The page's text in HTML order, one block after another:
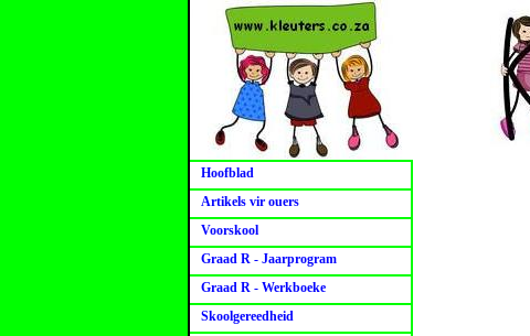
Hoofblad
Artikels vir ouers
Voorskool
Graad R - Jaarprogram
Graad R - Werkboeke
Skoolgereedheid